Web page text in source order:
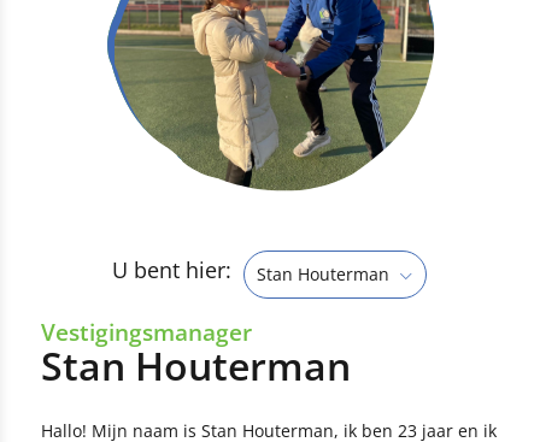
U bent hier: Stan Houterman
Vestigingsmanager
Stan Houterman
Hallo! Mijn naam is Stan Houterman, ik ben 23 jaar en ik